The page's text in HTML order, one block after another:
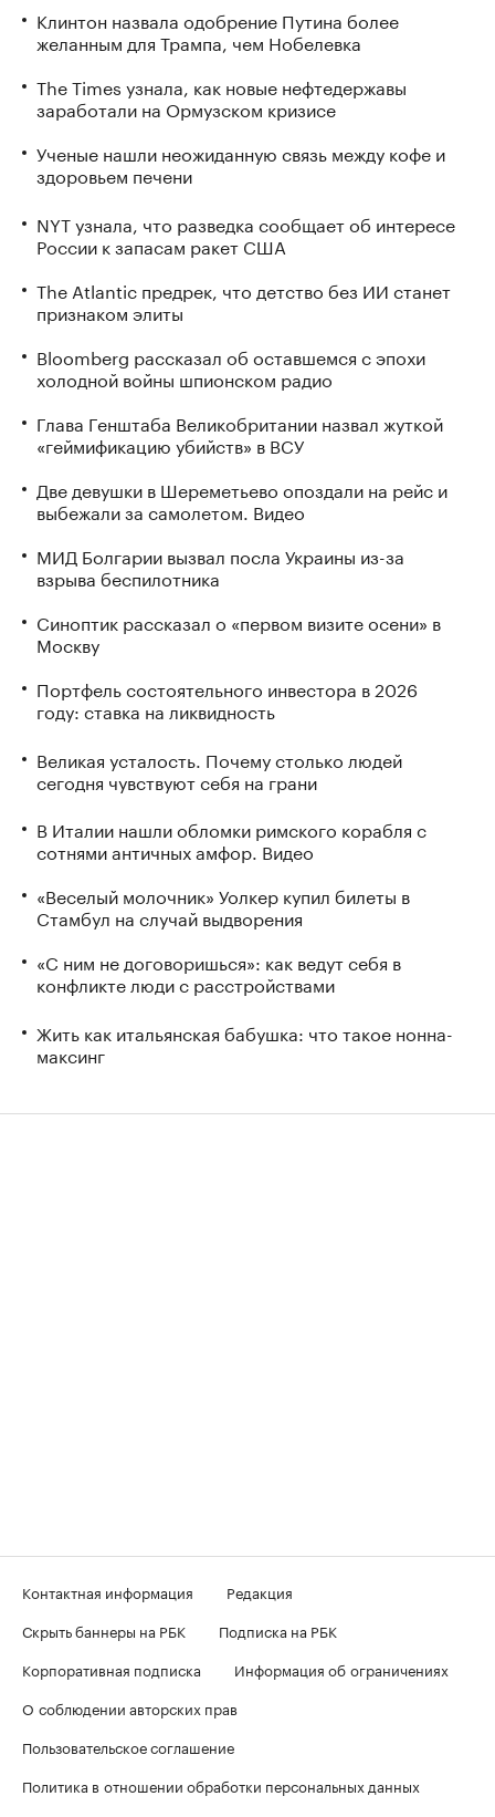
Клинтон назвала одобрение Путина более
желанным для Трампа, чем Нобелевка
The Times узнала, как новые нефтедержавы
заработали на Ормузском кризисе
Ученые нашли неожиданную связь между кофе и
здоровьем печени
NYT узнала, что разведка сообщает об интересе
России к запасам ракет США
The Atlantic предрек, что детство без ИИ станет
признаком элиты
Bloomberg рассказал об оставшемся с эпохи
холодной войны шпионском радио
Глава Генштаба Великобритании назвал жуткой
«геймификацию убийств» в ВСУ
Две девушки в Шереметьево опоздали на рейс и
выбежали за самолетом. Видео
МИД Болгарии вызвал посла Украины из-за
взрыва беспилотника
Синоптик рассказал о «первом визите осени» в
Москву
Портфель состоятельного инвестора в 2026
году: ставка на ликвидность
Великая усталость. Почему столько людей
сегодня чувствуют себя на грани
В Италии нашли обломки римского корабля с
сотнями античных амфор. Видео
«Веселый молочник» Уолкер купил билеты в
Стамбул на случай выдворения
«С ним не договоришься»: как ведут себя в
конфликте люди с расстройствами
Жить как итальянская бабушка: что такое нонна-
максинг
Контактная информация
Редакция
Скрыть баннеры на РБК
Подписка на РБК
Корпоративная подписка
Информация об ограничениях
О соблюдении авторских прав
Пользовательское соглашение
Политика в отношении обработки персональных данных